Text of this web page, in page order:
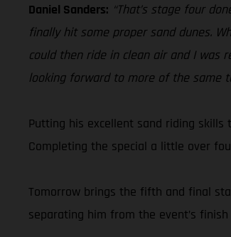
Daniel Sanders: “That’s stage four
finally hit some proper sand dunes.
could then ride in clean air and I was
looking forward to more of the same
Putting his excellent sand riding
Completing the special a little over
Tomorrow brings the fifth and final
separating him from the event’s